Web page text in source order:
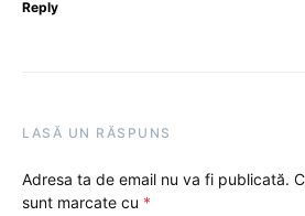
Reply
LASĂ UN RĂSPUNS
Adresa ta de email nu va fi publicată.
sunt marcate cu *